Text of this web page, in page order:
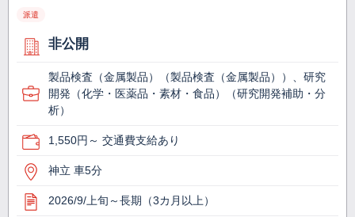
派遣
非公開
製品検査（金属製品）（製品検査（金属製品））、研究
開発（化学・医薬品・素材・食品）（研究開発補助・分
析）
1,550円～ 交通費支給あり
神立 車5分
2026/9/上旬～長期（3カ月以上）